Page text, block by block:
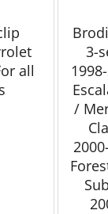
all
3-
/